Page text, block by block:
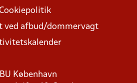
ved afbud/dommervagt
København